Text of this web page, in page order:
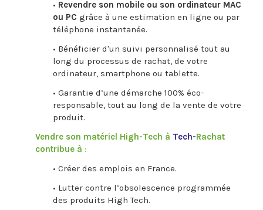
• Revendre son mobile ou son ordinateur MAC
ou PC grâce à une estimation en ligne ou par
téléphone instantanée.
• Bénéficier d'un suivi personnalisé tout au
long du processus de rachat, de votre
ordinateur, smartphone ou tablette.
• Garantie d’une démarche 100% éco-
responsable, tout au long de la vente de votre
produit.
Vendre son matériel High-Tech à Tech-Rachat
contribue à :
• Créer des emplois en France.
• Lutter contre l’obsolescence programmée
des produits High Tech.